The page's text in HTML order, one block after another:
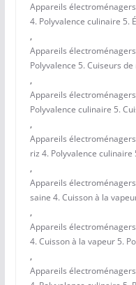
Appareils
4. Polyvalence culinaire 5.
,
Appareils
Polyvalence 5. Cuiseurs de
,
Appareils
Polyvalence culinaire 5.
,
Appareils
riz 4. Polyvalence
,
Appareils
saine 4. Cuisson à la
,
Appareils
4. Cuisson à la vapeur 5.
,
Appareils